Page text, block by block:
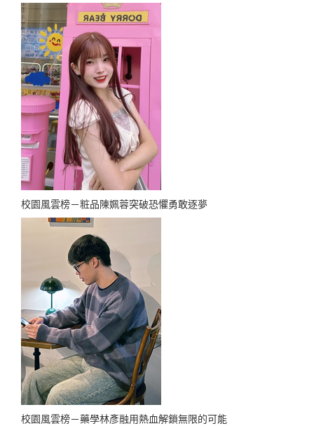
校園風雲榜－粧品陳姵蓉突破恐懼勇敢逐夢
校園風雲榜－藥學林彥融用熱血解鎖無限的可能